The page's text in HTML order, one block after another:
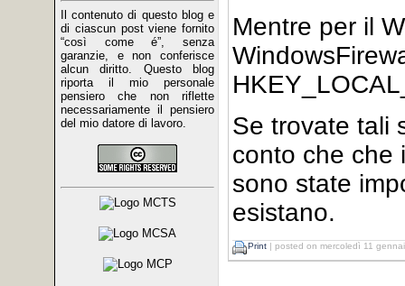
Il contenuto di questo blog e
di ciascun post viene fornito
“così come é”, senza
garanzie, e non conferisce
alcun diritto. Questo blog
riporta il mio personale
pensiero che non riflette
necessariamente il pensiero
del mio datore di lavoro.
Mentre per il
Se trovate tali
conto che che
sono state
esistano.
Print | posted on mercoledì 11